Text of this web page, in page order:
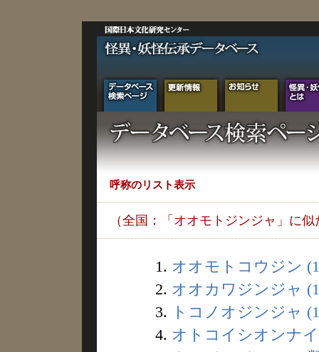
呼称のリスト表示
（全国：「オオモトジンジャ」に
1. オオモトコウジン
2. オオカワジンジャ
3.
トコノオジンジャ
4. オトコイシオンナ